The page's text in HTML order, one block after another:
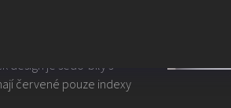
skrývá prro
design je šedo-bílý s
červené pouze indexy